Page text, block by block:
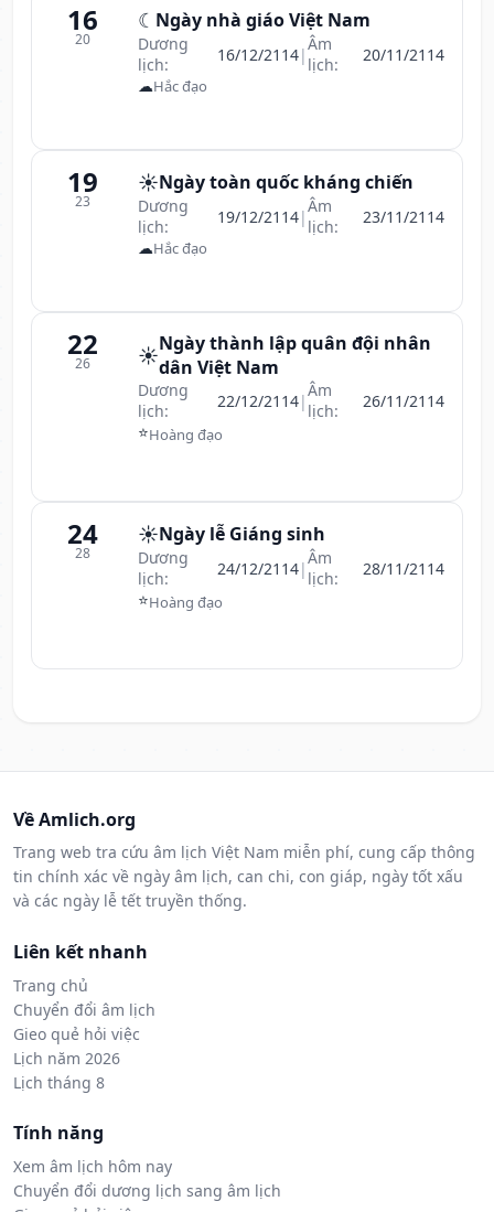
16
20
☾ Ngày nhà giáo Việt Nam
Dương
lịch:
16/12/2114|Âm
lịch:
20/11/2114
☁Hắc đạo
19
23
☀️Ngày toàn quốc kháng chiến
Dương
lịch:
19/12/2114|Âm
lịch:
23/11/2114
☁Hắc đạo
22
26 ☀️Ngày thành lập quân đội nhân
dân Việt Nam
Dương
lịch:
22/12/2114|Âm
lịch:
26/11/2114
⭐Hoàng đạo
24
28
☀️Ngày lễ Giáng sinh
Dương
lịch:
24/12/2114|Âm
lịch:
28/11/2114
⭐Hoàng đạo
Về Amlich.org
Trang web tra cứu âm lịch Việt Nam miễn phí, cung cấp thông
tin chính xác về ngày âm lịch, can chi, con giáp, ngày tốt xấu
và các ngày lễ tết truyền thống.
Liên kết nhanh
Trang chủ
Chuyển đổi âm lịch
Gieo quẻ hỏi việc
Lịch năm 2026
Lịch tháng 8
Tính năng
Xem âm lịch hôm nay
Chuyển đổi dương lịch sang âm lịch